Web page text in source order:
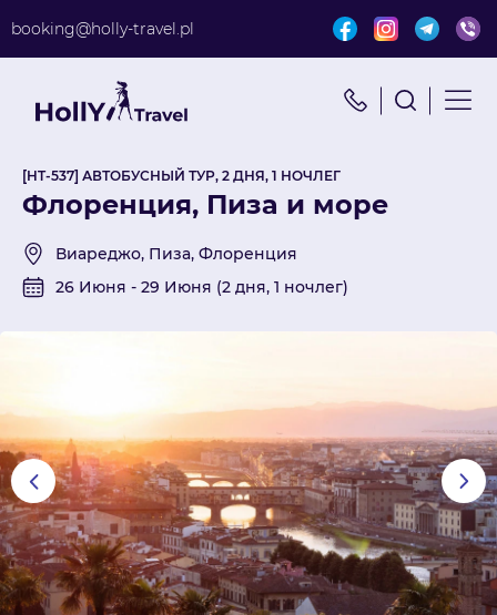
booking@holly-travel.pl
Найти путешествие x
[HT-537] АВТОБУСНЫЙ ТУР, 2 ДНЯ, 1 НОЧЛЕГ
Флоренция, Пиза и море
Виареджо, Пиза, Флоренция
26 Июня - 29 Июня (2 дня, 1 ночлег)